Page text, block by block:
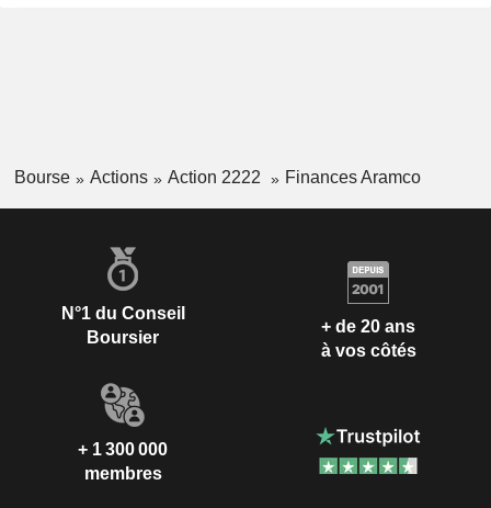
Bourse Actions Action 2222 Finances Aramco
N°1 du Conseil
Boursier
+ de 20 ans
à vos côtés
+ 1 300 000
membres